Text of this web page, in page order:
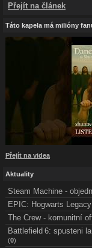
Přejít na článek
Táto kapela má milióny
Přejít na videa
Aktuality
Steam Machine -
EPIC: Hogwarts
The Crew - komunitní
Battlefield 6: spusteni
(0)